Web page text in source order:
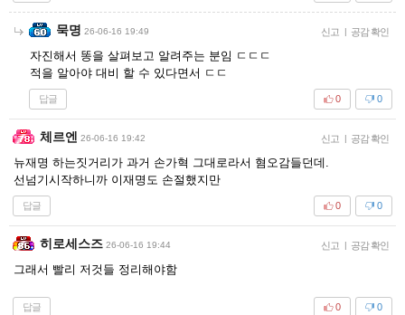
묵명 26-06-16 19:49 신고 | 공감 확인
자진해서 똥을 살펴보고 알려주는 분임 ㄷㄷㄷ
적을 알아야 대비 할 수 있다면서 ㄷㄷ
답글 0
0
체르엔 26-06-16 19:42 신고 | 공감 확인
뉴재명 하는짓거리가 과거 손가혁 그대로라서 혐오감들던데.
선넘기시작하니까 이재명도 손절했지만
답글 0
0
히로세스즈 26-06-16 19:44 신고 | 공감 확인
그래서 빨리 저것들 정리해야함
답글 0
0